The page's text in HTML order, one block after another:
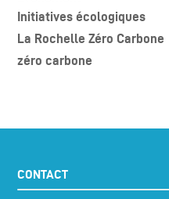
Initiatives écologiques
La Rochelle Zéro Carbone
zéro carbone
CONTACT